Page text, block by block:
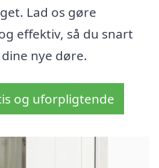
Lad os gøre
effektiv, så du snart
nye døre.
og uforpligtende